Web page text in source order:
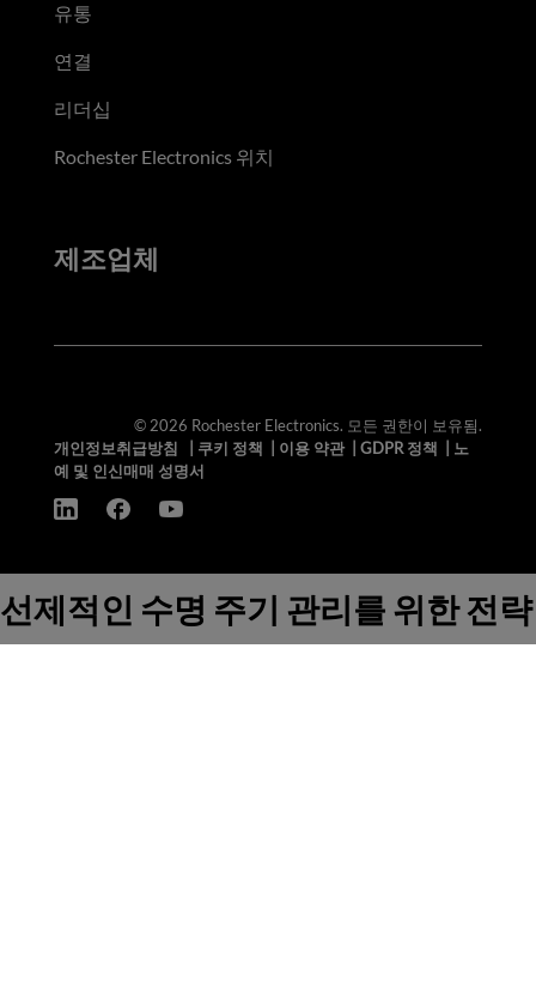
유통
연결
리더십
Rochester Electronics 위치
제조업체
© 2026 Rochester Electronics. 모든 권한이 보유됨.
개인정보취급방침
쿠키 정책 이용 약관| GDPR 정책
노
예 및 인신매매 성명서
선제적인 수명 주기 관리를 위한 전략